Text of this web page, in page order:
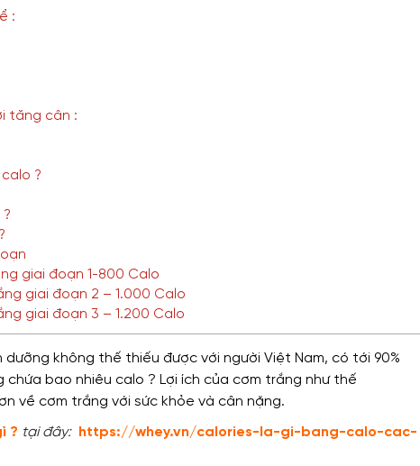
:
tăng cân :
?
giai đoạn 1-800 Calo
giai đoạn 2 – 1.000 Calo
giai đoạn 3 – 1.200 Calo
dưỡng không thế thiếu được với người Việt Nam, có tới 90%
bao nhiêu calo ? Lợi ích của cơm trắng như thế
về cơm trắng với sức khỏe và cân nặng.
? tại đây: https://whey.vn/calories-la-gi-bang-calo-cac-